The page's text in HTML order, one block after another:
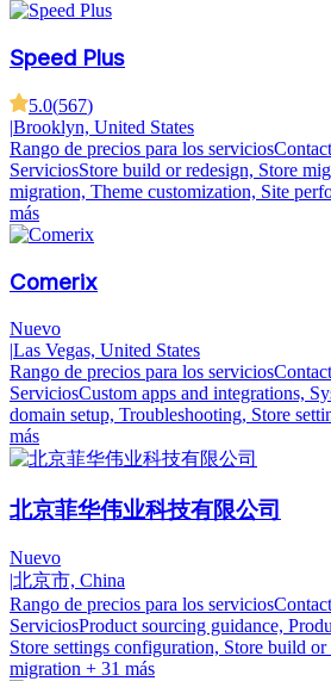
Speed Plus
5.0(567)
|Brooklyn, United States
Rango de precios para los servicios
ServiciosStore build or redesign, Store
migration, Theme customization, Site
más
Comerix
Nuevo
|Las Vegas, United States
Rango de precios para los servicios
ServiciosCustom apps and integrations,
domain setup, Troubleshooting, Store
más
北京菲华伟业科技有限公司
Nuevo
|北京市, China
Rango de precios para los servicios
ServiciosProduct sourcing guidance,
Store settings configuration, Store build or
migration + 31 más